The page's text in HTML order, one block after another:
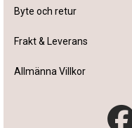
Byte och retur
Frakt & Leverans
Allmänna Villkor